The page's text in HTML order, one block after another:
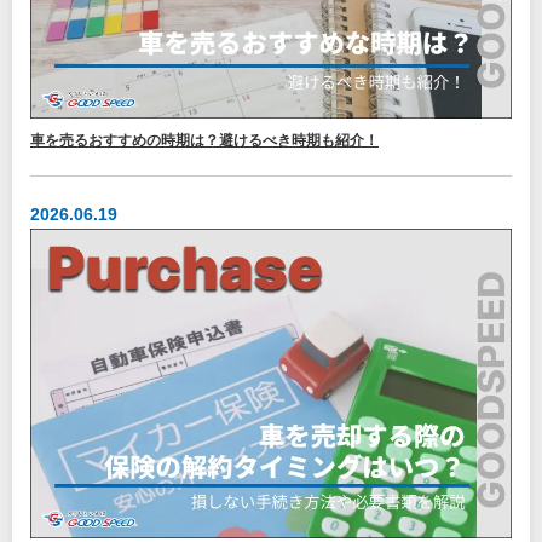
車を売るおすすめの時期は？避けるべき時期も紹介！
2026.06.19